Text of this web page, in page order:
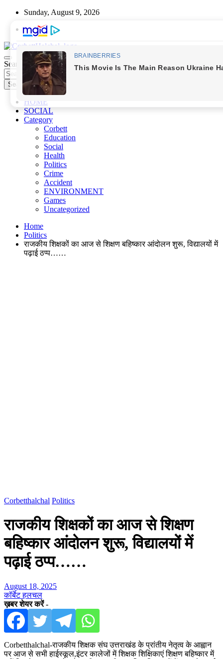
Skip
content
Sunday, August 9, 2026
Corbett Halchal (कॉर्बेट हलचल)
Search
Search
HOME
SOCIAL
Category
Corbett
Education
Social
Health
Politics
Crime
Accident
ENVIRONMENT
Games
Uncategorized
Home
Politics
राजकीय शिक्षकों का आज से शिक्षण बहिष्कार आंदोलन शुरू, विद्यालयों में
पढ़ाई ठप्प……
Corbetthalchal Politics
राजकीय शिक्षकों का आज से शिक्षण
बहिष्कार आंदोलन शुरू, विद्यालयों में
पढ़ाई ठप्प……
August 18, 2025
कॉर्बेट हलचल
ख़बर शेयर करें -
Corbetthalchal-राजकीय शिक्षक संघ उत्तराखंड के प्रांतीय नेतृत्व के आह्वान
पर आज से सभी हाईस्कूल,इंटर कालेजों में शिक्षक शिक्षिकाएं शिक्षण बहिष्कार में